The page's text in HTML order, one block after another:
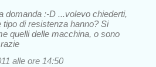
domanda :-D ...volevo chiederti,
tipo di resistenza hanno? Si
quelli delle macchina, o sono
alle ore 14:50